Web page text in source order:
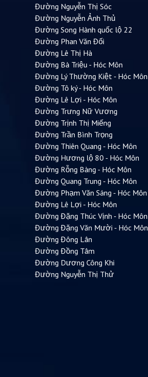
Đường Nguyễn Thị Sóc
Đường Nguyễn Ảnh Thủ
Đường Song Hành quốc lộ 22
Đường Phan Văn Đối
Đường Lê Thị Hà
Đường Bà Triệu - Hóc Môn
Đường Lý Thường Kiệt - Hóc Môn
Đường Tô ký - Hóc Môn
Đường Lê Lợi - Hóc Môn
Đường Trưng Nữ Vương
Đường Trịnh Thị Miếng
Đường Trần Bình Trọng
Đường Thiên Quang - Hóc Môn
Đường Hương lộ 80 - Hóc Môn
Đường Rỗng Bàng - Hóc Môn
Đường Quang Trung - Hóc Môn
Đường Phạm Văn Sáng - Hóc Môn
Đường Lê Lợi - Hóc Môn
Đường Đặng Thúc Vịnh - Hóc Môn
Đường Đặng Văn Mười - Hóc Môn
Đường Đông Lân
Đường Đồng Tâm
Đường Dương Công Khi
Đường Nguyễn Thị Thử